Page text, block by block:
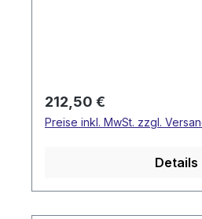
Regulärer Preis:
212,50 €
Preise inkl. MwSt. zzgl.
Details